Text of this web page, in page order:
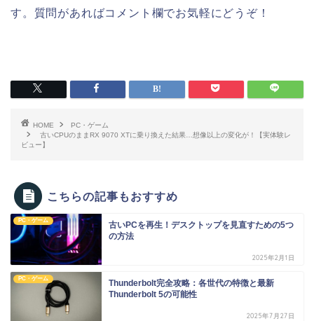
す。質問があればコメント欄でお気軽にどうぞ！
HOME
PC・ゲーム
古いCPUのままRX 9070 XTに乗り換えた結果…想像以上の変化が！【実体験レ
ビュー】
こちらの記事もおすすめ
PC・ゲーム
古いPCを再生！デスクトップを見直すための5つ
の方法
2025年2月1日
PC・ゲーム
Thunderbolt完全攻略：各世代の特徴と最新
Thunderbolt 5の可能性
2025年7月27日